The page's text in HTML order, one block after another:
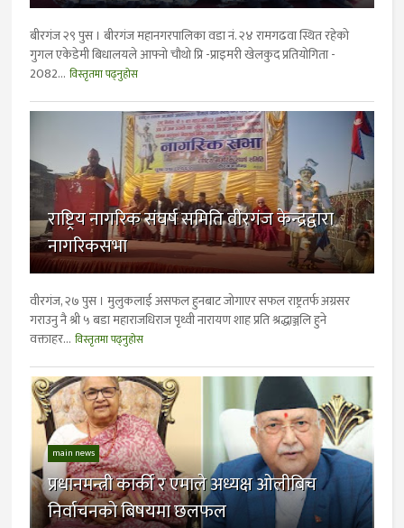
बीरगंज २९ पुस । बीरगंज महानगरपालिका वडा नं. २४ रामगढवा स्थित रहेकाे
गुगल एकेडेमी बिधालयले आफ्नाे चाैथाे प्रि -प्राइमरी खेलकुद प्रतियाेगिता -
2082... विस्तृतमा पढ्नुहोस
राष्ट्रिय नागरिक संघर्ष समिति वीरगंज केन्द्रद्वारा
नागरिकसभा
वीरगंज, २७ पुस । मुलुकलाई असफल हुनबाट जोगाएर सफल राष्ट्रतर्फ अग्रसर
गराउनु नै श्री ५ बडा महाराजधिराज पृथ्वी नारायण शाह प्रति श्रद्धाञ्जलि हुने
वक्ताहर... विस्तृतमा पढ्नुहोस
main news
प्रधानमन्त्री कार्की र एमाले अध्यक्ष ओलीबिच
निर्वाचनकाे बिषयमा छलफल